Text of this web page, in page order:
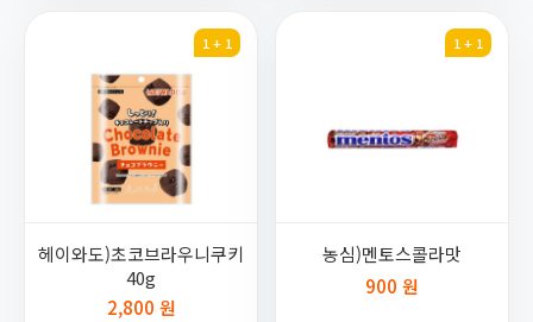
1 + 1
헤이와도)초코브라우니쿠키
40g
2,800 원
1 + 1
농심)멘토스콜라맛
900 원